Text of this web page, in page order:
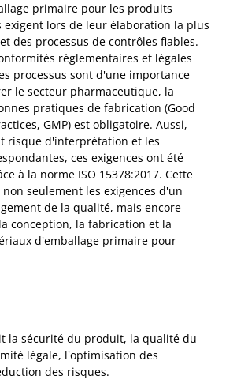
primaire pour les produits
exigent lors de leur élaboration la plus
des processus de contrôles fiables.
réglementaires et légales
processus sont d'une importance
le secteur pharmaceutique, la
pratiques de fabrication (Good
GMP) est obligatoire. Aussi,
risque d'interprétation et les
ces exigences ont été
à la norme ISO 15378:2017. Cette
seulement les exigences d'un
de la qualité, mais encore
conception, la fabrication et la
d'emballage primaire pour
la sécurité du produit, la qualité du
légale, l'optimisation des
des risques.